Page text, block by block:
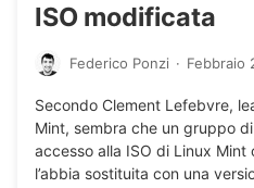
ISO modificata
Federico Ponzi · Febbraio
Secondo Clement Lefebvre,
Mint, sembra che un gruppo
accesso alla ISO di Linux
l’abbia sostituita con una